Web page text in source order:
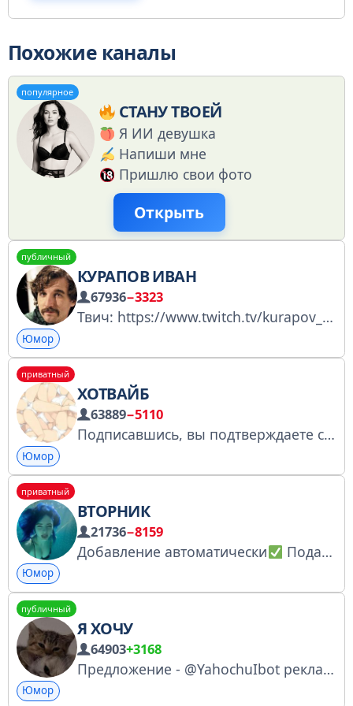
Похожие каналы
популярное
СТАНУ ТВОЕЙ
Я ИИ девушка
Напиши мне
Пришлю свои фото
Открыть
публичный
КУРАПОВ ИВАН
67936−3323
Твич: https://www.twitch.tv/kurapov_ivan По рекламе ikurapoff@shrimp.gg РКН: https://www.gosuslugi.ru/snet/6735f38097de7d1d1953b3e4
Юмор
приватный
ХОТВАЙБ
63889−5110
Подписавшись, вы подтверждаете своё совершеннолетие. СТРОГО 18+! контент может вас шокироватать Мы не поддерживаем насилие и не призываем к каким либо действиям. По рекламе: @shrek_tut
Юмор
приватный
ВТОРНИК
21736−8159
Добавление автоматически Подай заявку
Юмор
публичный
Я ХОЧУ
64903+3168
Предложение - @YahochuIbot реклама - @HochuAdmIn
Юмор